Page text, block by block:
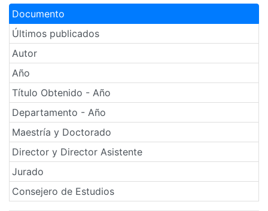
Documento
Últimos publicados
Autor
Año
Título Obtenido - Año
Departamento - Año
Maestría y Doctorado
Director y Director Asistente
Jurado
Consejero de Estudios